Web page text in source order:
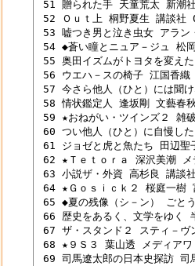
51 贈られた手 天童荒太 新
52 Ｏｕｔ上 桐野夏生 講談
53 嘘つき男と泣き虫女 アラ
54 ◆蒼い瞳とニュア－ジュ
55 奥田イズムがトヨタを変
56 ウエハ－スの椅子 江国香
57 今さら他人（ひと）には聞
58 情状鑑定人 逢坂剛 文藝
59 ★おねがい・ツインズ２
60 つい他人（ひと）に自慢し
61 ジョゼと虎と魚たち 田辺
62 ★Ｔｅｔｏｒａ 深沢美潮
63 小説ザ・外資 高杉良 講
64 ★Ｇｏｓｉｃｋ２ 桜庭一
65 ◆夏の残像（シ－ン） ご
66 歴史をあるく、文学をゆ
67 ザ・スタンド２ スティ－
68 ★９Ｓ３ 葉山透 メディア
69 司馬遼太郎の日本史探訪